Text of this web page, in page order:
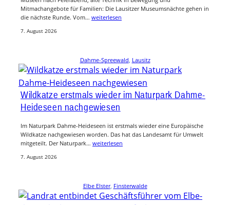
Mitmachangebote für Familien: Die Lausitzer Museumsnächte gehen in
die nächste Runde. Vom… weiterlesen
7. August 2026
Dahme-Spreewald, Lausitz
Wildkatze erstmals wieder im Naturpark Dahme-
Heideseen nachgewiesen
Im Naturpark Dahme-Heideseen ist erstmals wieder eine Europäische
Wildkatze nachgewiesen worden. Das hat das Landesamt für Umwelt
mitgeteilt. Der Naturpark… weiterlesen
7. August 2026
Elbe Elster, Finsterwalde